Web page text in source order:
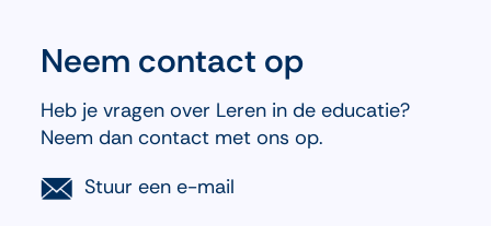
Neem contact op
Heb je vragen over Leren in de educatie?
Neem dan contact met ons op.
Stuur een e-mail